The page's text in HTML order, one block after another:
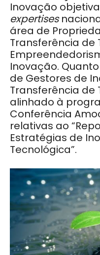
Inovação
expertises
área de
Transferência de
Inovação.
de Gestores de
Transferência de
alinhado à
Conferência
relativas ao
Estratégias de
Tecnológica”.